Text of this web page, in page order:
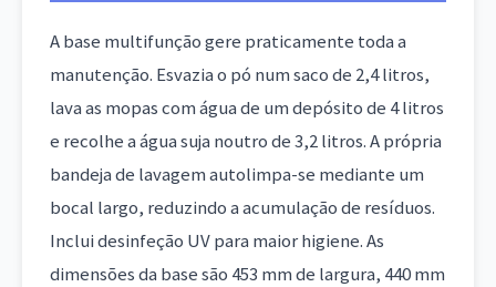
A base multifunção gere praticamente toda a
manutenção. Esvazia o pó num saco de 2,4 litros,
lava as mopas com água de um depósito de 4 litros
e recolhe a água suja noutro de 3,2 litros. A própria
bandeja de lavagem autolimpa-se mediante um
bocal largo, reduzindo a acumulação de resíduos.
Inclui desinfeção UV para maior higiene. As
dimensões da base são 453 mm de largura, 440 mm